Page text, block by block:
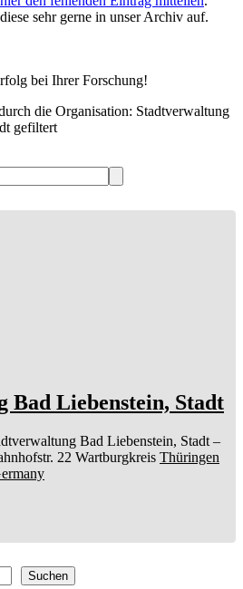
sehr gerne in unser Archiv auf.
bei Ihrer Forschung!
die Organisation: Stadtverwaltung
gefiltert
Bad Liebenstein, Stadt
Bad Liebenstein, Stadt –
22 Wartburgkreis Thüringen
Suchen